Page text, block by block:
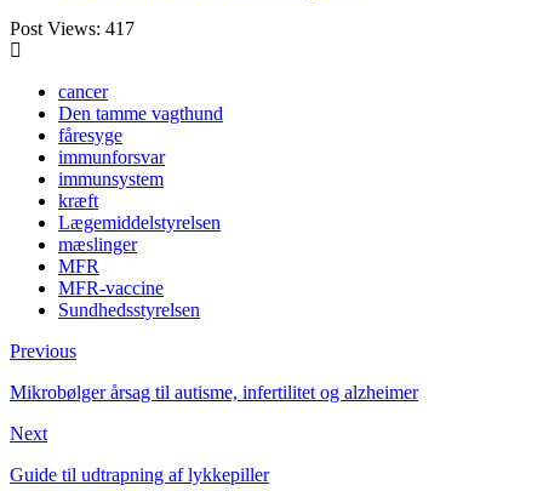
Post Views: 417
cancer
Den tamme vagthund
fåresyge
immunforsvar
immunsystem
kræft
Lægemiddelstyrelsen
mæslinger
MFR
MFR-vaccine
Sundhedsstyrelsen
Previous
Mikrobølger årsag til autisme, infertilitet og alzheimer
Next
Guide til udtrapning af lykkepiller